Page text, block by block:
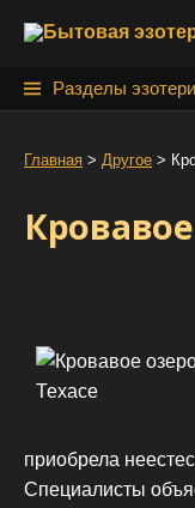
Разделы
Главная > Другое >
приобрела
Специалисты